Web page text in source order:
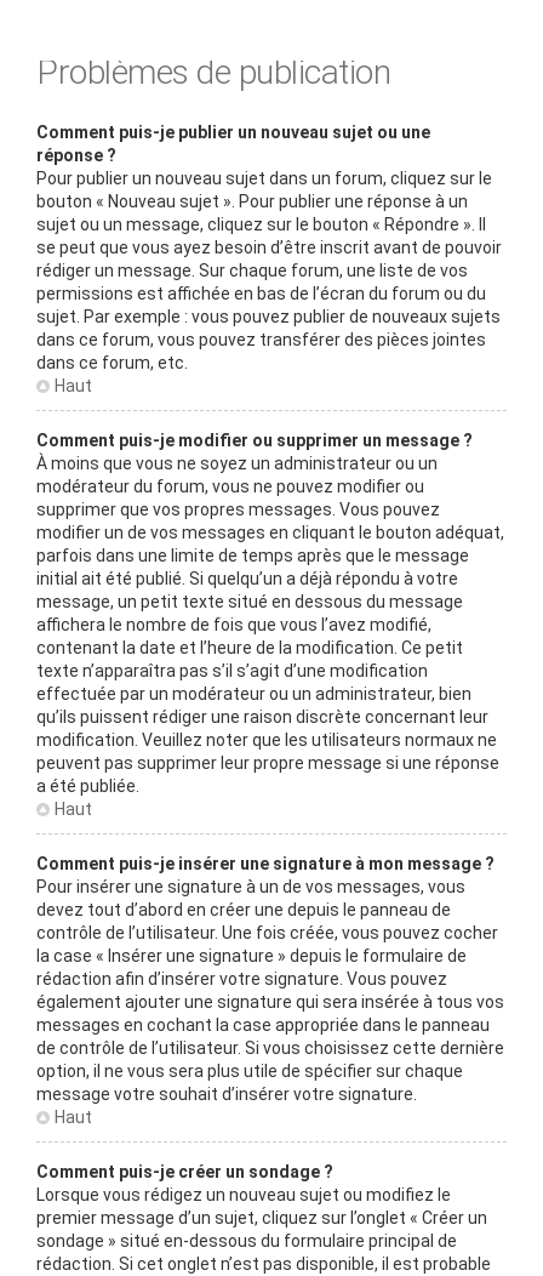
Problèmes de publication
Comment puis-je publier un nouveau sujet ou une
réponse ?
Pour publier un nouveau sujet dans un forum, cliquez sur le
bouton « Nouveau sujet ». Pour publier une réponse à un
sujet ou un message, cliquez sur le bouton « Répondre ». Il
se peut que vous ayez besoin d’être inscrit avant de pouvoir
rédiger un message. Sur chaque forum, une liste de vos
permissions est affichée en bas de l’écran du forum ou du
sujet. Par exemple : vous pouvez publier de nouveaux sujets
dans ce forum, vous pouvez transférer des pièces jointes
dans ce forum, etc.
Haut
Comment puis-je modifier ou supprimer un message ?
À moins que vous ne soyez un administrateur ou un
modérateur du forum, vous ne pouvez modifier ou
supprimer que vos propres messages. Vous pouvez
modifier un de vos messages en cliquant le bouton adéquat,
parfois dans une limite de temps après que le message
initial ait été publié. Si quelqu’un a déjà répondu à votre
message, un petit texte situé en dessous du message
affichera le nombre de fois que vous l’avez modifié,
contenant la date et l’heure de la modification. Ce petit
texte n’apparaîtra pas s’il s’agit d’une modification
effectuée par un modérateur ou un administrateur, bien
qu’ils puissent rédiger une raison discrète concernant leur
modification. Veuillez noter que les utilisateurs normaux ne
peuvent pas supprimer leur propre message si une réponse
a été publiée.
Haut
Comment puis-je insérer une signature à mon message ?
Pour insérer une signature à un de vos messages, vous
devez tout d’abord en créer une depuis le panneau de
contrôle de l’utilisateur. Une fois créée, vous pouvez cocher
la case « Insérer une signature » depuis le formulaire de
rédaction afin d’insérer votre signature. Vous pouvez
également ajouter une signature qui sera insérée à tous vos
messages en cochant la case appropriée dans le panneau
de contrôle de l’utilisateur. Si vous choisissez cette dernière
option, il ne vous sera plus utile de spécifier sur chaque
message votre souhait d’insérer votre signature.
Haut
Comment puis-je créer un sondage ?
Lorsque vous rédigez un nouveau sujet ou modifiez le
premier message d’un sujet, cliquez sur l’onglet « Créer un
sondage » situé en-dessous du formulaire principal de
rédaction. Si cet onglet n’est pas disponible, il est probable